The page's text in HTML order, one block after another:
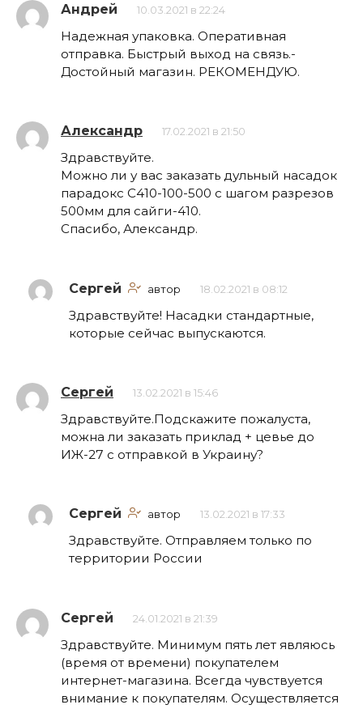
Андрей 10.03.2021 в 22:24
Надежная упаковка. Оперативная
отправка. Быстрый выход на связь.-
Достойный магазин. РЕКОМЕНДУЮ.
Александр 17.02.2021 в 21:50
Здравствуйте.
Можно ли у вас заказать дульный насадок
парадокс С410-100-500 с шагом разрезов
500мм для сайги-410.
Спасибо, Александр.
Сергей автор 18.02.2021 в 08:12
Здравствуйте! Насадки стандартные,
которые сейчас выпускаются.
Сергей 13.02.2021 в 15:46
Здравствуйте.Подскажите пожалуста,
можна ли заказать приклад + цевье до
ИЖ-27 с отправкой в Украину?
Сергей автор 13.02.2021 в 17:33
Здравствуйте. Отправляем только по
территории России
Сергей 24.01.2021 в 21:39
Здравствуйте. Минимум пять лет являюсь
(время от времени) покупателем
интернет-магазина. Всегда чувствуется
внимание к покупателям. Осуществляется